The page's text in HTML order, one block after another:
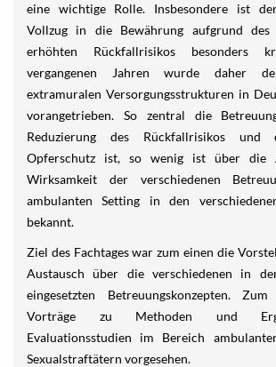
eine wichtige Rolle. Insbesondere ist
Vollzug in die Bewährung aufgrund des
erhöhten Rückfallrisikos besonders
vergangenen Jahren wurde daher
extramuralen Versorgungsstrukturen in
vorangetrieben. So zentral die
Reduzierung des Rückfallrisikos
Opferschutz ist, so wenig ist über die
Wirksamkeit der verschiedenen
ambulanten Setting in den
bekannt.
Ziel des Fachtages war zum einen die
Austausch über die verschiedenen in
eingesetzten Betreuungskonzepten.
Vorträge zu Methoden und
Evaluationsstudien im Bereich
Sexualstraftätern vorgesehen.